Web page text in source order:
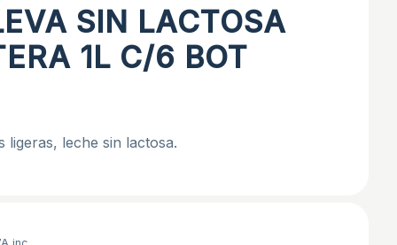
SIN LACTOSA
1L C/6 BOT
ligeras, leche sin lactosa.